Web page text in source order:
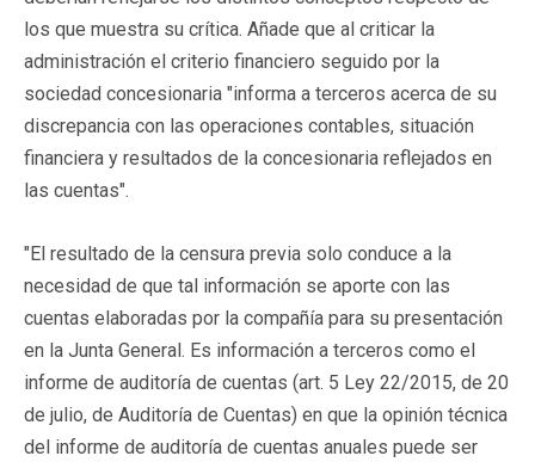
los que muestra su crítica. Añade que al criticar la
administración el criterio financiero seguido por la
sociedad concesionaria "informa a terceros acerca de su
discrepancia con las operaciones contables, situación
financiera y resultados de la concesionaria reflejados en
las cuentas".
"El resultado de la censura previa solo conduce a la
necesidad de que tal información se aporte con las
cuentas elaboradas por la compañía para su presentación
en la Junta General. Es información a terceros como el
informe de auditoría de cuentas (art. 5 Ley 22/2015, de 20
de julio, de Auditoría de Cuentas) en que la opinión técnica
del informe de auditoría de cuentas anuales puede ser